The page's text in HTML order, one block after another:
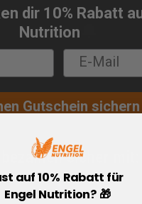
dir 10% Rabatt
Nutrition
Gutschein sichern
bezahlen sicher mit:
auf 10% Rabatt für
Engel Nutrition? 🎁